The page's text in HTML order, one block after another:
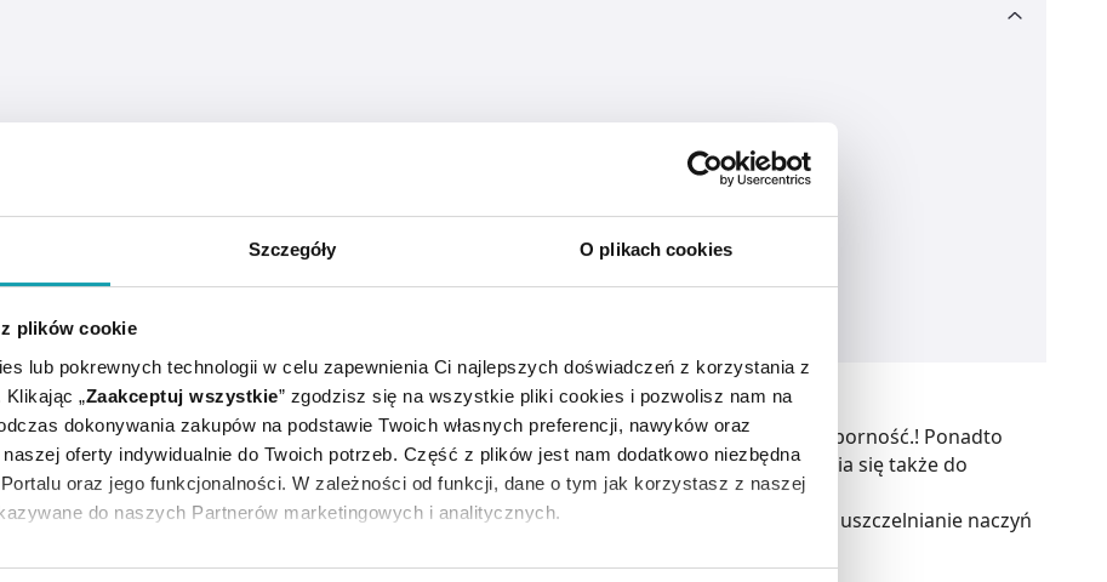
Szczegóły O plikach cookies
plików cookie
lub pokrewnych technologii w celu zapewnienia Ci najlepszych doświadczeń z korzystania z
„Zaakceptuj wszystkie” zgodzisz się na wszystkie pliki cookies i pozwolisz nam na
dokonywania zakupów na podstawie Twoich własnych preferencji, nawyków oraz
oferty indywidualnie do Twoich potrzeb. Część z plików jest nam dodatkowo niezbędna
Portalu oraz jego funkcjonalności. W zależności od funkcji, dane o tym jak korzystasz z naszej
do naszych Partnerów marketingowych i analitycznych.
zgodę i wybrać tylko niektóre dodatkowe funkcje, z którymi wiąże się zbieranie danych o
(Aronia melanocarpa) oraz witaminy C, dzięki czemu jeszcze lepiej wspiera Twoją odporność.! Ponadto
komórek przed stresem oksydacyjnym i prawidłową produkcję kolagenu. Przyczynia się także do
szereg korzystnych dla organizmu człowieka właściwości, m.in. antyoksydacja, uszczelnianie naczyń
przeciwwirusowe i przeciwbakteryjne.